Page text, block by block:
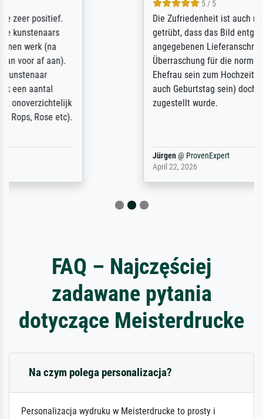
Die Zufriedenheit ist auch nicht dadurch
getrübt, dass das Bild entgegen einer
angegebenen Lieferanschrift (sollte eine
Überraschung für die normannische
Ehefrau sein zum Hochzeits- gleichzeitig
auch Geburtstag sein) doch nach zu Hause
zugestellt wurde.
FAQ – Najczęściej
zadawane pytania
dotyczące Meisterdrucke
Na czym polega personalizacja?
Personalizacja wydruku w Meisterdrucke to prosty i